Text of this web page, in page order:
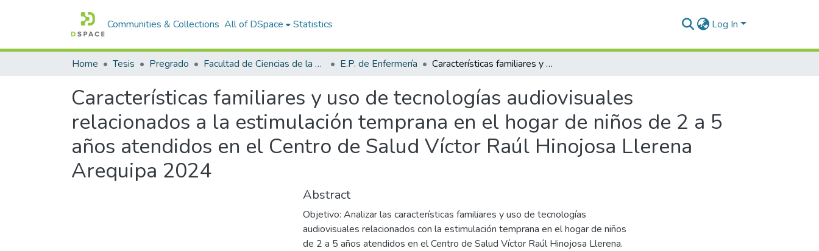
Communities & Collections All of DSpace Statistics Log In
Home Tesis Pregrado Facultad de Ciencias de la Salud E.P. de Enfermería Características familiares y uso de tecnologías audiovisuales relacionados a la estimulación temprana en el hogar de niños de 2 a 5 años atendidos en el Centro de Salud Víctor Raúl Hinojosa Llerena Arequipa 2024
Características familiares y uso de tecnologías audiovisuales
relacionados a la estimulación temprana en el hogar de niños de 2 a 5
años atendidos en el Centro de Salud Víctor Raúl Hinojosa Llerena
Arequipa 2024
Abstract
Objetivo: Analizar las características familiares y uso de tecnologías
audiovisuales relacionados con la estimulación temprana en el hogar de niños
de 2 a 5 años atendidos en el Centro de Salud Víctor Raúl Hinojosa Llerena.